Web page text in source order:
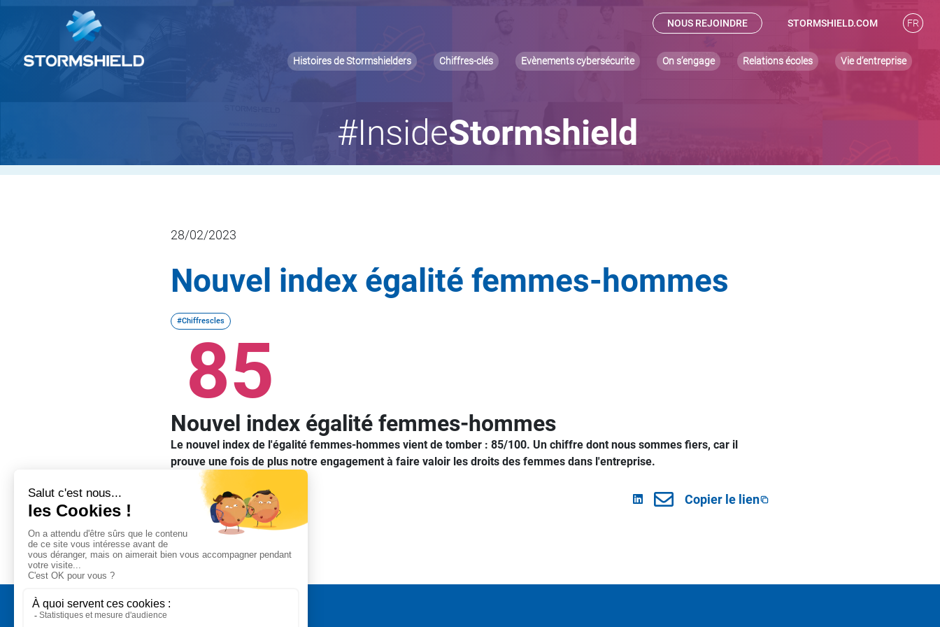
NOUS REJOINDRE STORMSHIELD.COM FR
Histoires de Stormshielders Chiffres-clés Evènements cybersécurite On s’engage Relations écoles Vie d’entreprise
#InsideStormshield
28/02/2023
Nouvel index égalité femmes-hommes
#Chiffrescles
85
Nouvel index égalité femmes-hommes
Le nouvel index de l'égalité femmes-hommes vient de tomber : 85/100. Un chiffre dont nous sommes fiers, car il
prouve une fois de plus notre engagement à faire valoir les droits des femmes dans l'entreprise.
Partager sur Copier le lien
#Chiffrescles